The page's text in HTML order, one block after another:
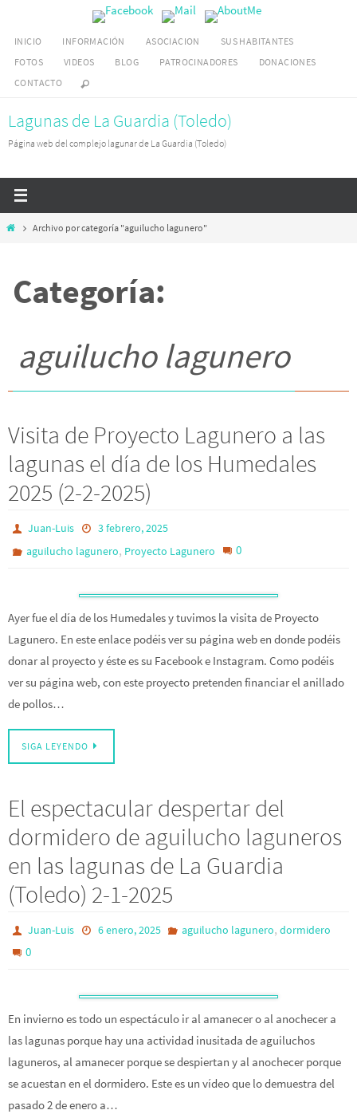
contenido
INICIO INFORMACIÓN ASOCIACION
SUS HABITANTES
FOTOS
VIDEOS BLOG PATROCINADORES
DONACIONES
CONTACTO
Lagunas de La Guardia (Toledo)
Página web del complejo lagunar de La Guardia (Toledo)
InicioArchivo por categoría "aguilucho lagunero"
Categoría:
aguilucho lagunero
Visita de Proyecto Lagunero a las
lagunas el día de los Humedales
2025 (2-2-2025)
Juan-Luis
3 febrero, 2025
aguilucho lagunero, Proyecto Lagunero 0
Ayer fue el día de los Humedales y tuvimos la visita de Proyecto
Lagunero. En este enlace podéis ver su página web en donde podéis
donar al proyecto y éste es su Facebook e Instagram. Como podéis
ver su página web, con este proyecto pretenden financiar el anillado
de pollos…
SIGA LEYENDO
El espectacular despertar del
dormidero de aguilucho laguneros
en las lagunas de La Guardia
(Toledo) 2-1-2025
Juan-Luis 6 enero, 2025 aguilucho lagunero, dormidero
0
En invierno es todo un espectáculo ir al amanecer o al anochecer a
las lagunas porque hay una actividad inusitada de aguiluchos
laguneros, al amanecer porque se despiertan y al anochecer porque
se acuestan en el dormidero. Este es un vídeo que lo demuestra del
pasado 2 de enero a…